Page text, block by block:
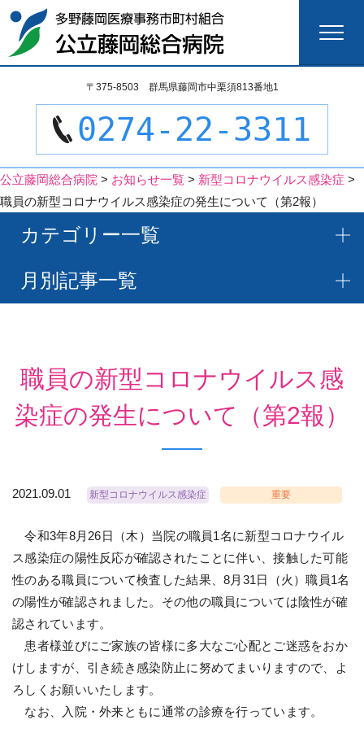
検
索:
〒375-8503 群馬県藤岡市中栗須813番地1
0274-22-3311
公立藤岡総合病院 > お知らせ一覧 > 新型コロナウイルス感染症 >
職員の新型コロナウイルス感染症の発生について（第2報）
カテゴリー一覧
月別記事一覧
職員の新型コロナウイルス感
染症の発生について（第2報）
2021.09.01 新型コロナウイルス感染症 重要
令和3年8月26日（木）当院の職員1名に新型コロナウイル
ス感染症の陽性反応が確認されたことに伴い、接触した可能
性のある職員について検査した結果、8月31日（火）職員1名
の陽性が確認されました。その他の職員については陰性が確
認されています。
患者様並びにご家族の皆様に多大なご心配とご迷惑をおか
けしますが、引き続き感染防止に努めてまいりますので、よ
ろしくお願いいたします。
なお、入院・外来ともに通常の診療を行っています。